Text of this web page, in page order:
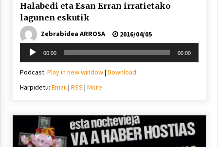
Halabedi eta Esan Erran irratietako
lagunen eskutik
Zebrabidea ARROSA
2016/04/05
Soinu
erreproduzigailua
00:00 00:00
Podcast: Play in new window| Download
Harpidetu: Email| RSS | More